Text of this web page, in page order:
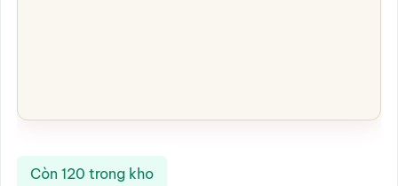
Còn 120 trong kho